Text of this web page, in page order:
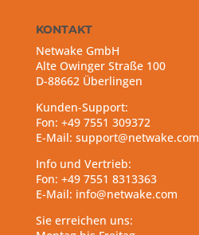
KONTAKT
Netwake GmbH
Alte Owinger Straße 100
D-88662 Überlingen
Kunden-Support:
Fon: +49 7551 309372
E-Mail: support@netwake.com
Info und Vertrieb:
Fon: +49 7551 8313363
E-Mail: info@netwake.com
Sie erreichen uns: